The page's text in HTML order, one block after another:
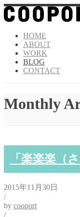
HOME
ABOUT
WORK
BLOG
CONTACT
Monthly
「楽楽楽（
2015年11月30日
/
by cooport
/